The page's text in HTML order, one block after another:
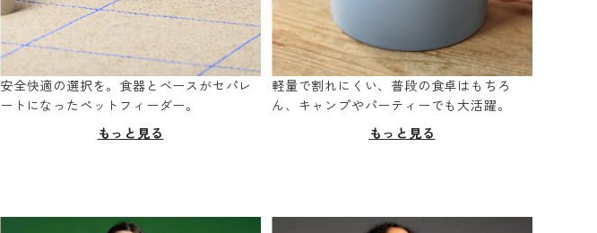
安全快適の選択を。食器とベースがセパレ
ートになったペットフィーダー。
もっと見る
軽量で割れにくい、普段の食卓はもちろ
ん、キャンプやパーティーでも大活躍。
もっと見る